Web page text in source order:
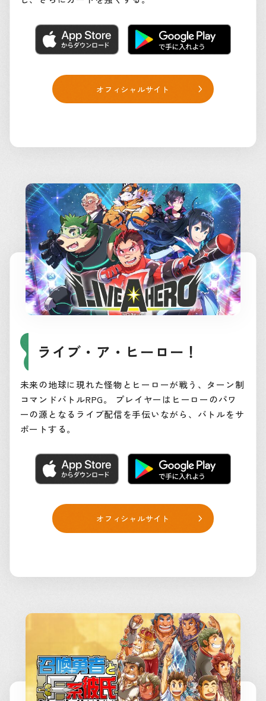
オフィシャルサイト
ライブ・ア・ヒーロー！
未来の地球に現れた怪物とヒーローが戦う、ターン制
コマンドバトルRPG。 プレイヤーはヒーローのパワ
ーの源となるライブ配信を手伝いながら、バトルをサ
ポートする。
オフィシャルサイト